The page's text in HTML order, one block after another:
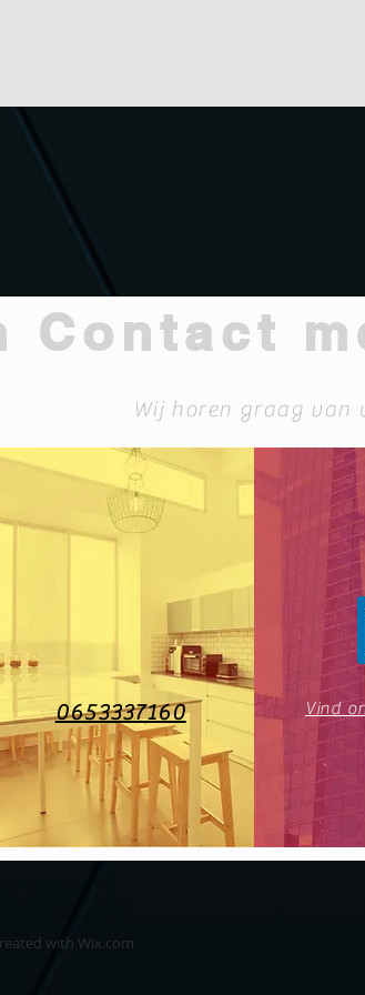
Contact
Wij horen graag van
0653337160 Vind
with Wix.com